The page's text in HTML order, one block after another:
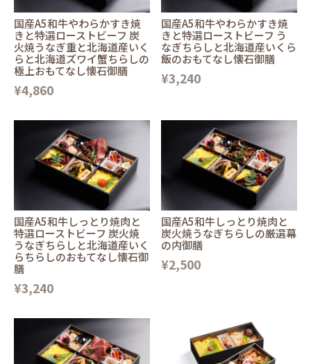
国産A5和牛やわらかすき焼
きと特選ローストビーフ 炭
火焼うなぎ重と北海道産いく
らと北海道ズワイ蟹ちらしの
極上おもてなし懐石御膳
¥4,860
国産A5和牛やわらかすき焼
きと特選ローストビーフ う
なぎちらしと北海道産いくら
飯のおもてなし懐石御膳
¥3,240
国産A5和牛しっとり焼肉と
特選ローストビーフ 炭火焼
うなぎちらしと北海道産いく
らちらしのおもてなし懐石御
膳
¥3,240
国産A5和牛しっとり焼肉と
炭火焼うなぎちらしの厳選幕
の内御膳
¥2,500